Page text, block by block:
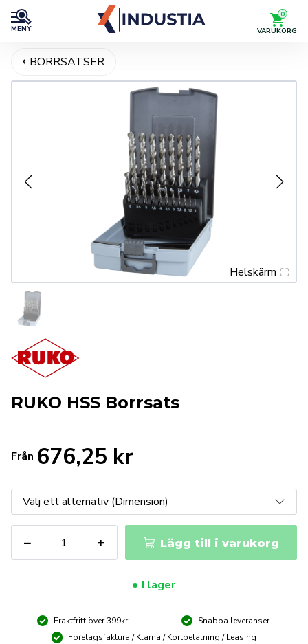
MENY
0
VARUKORG
BORRSATSER
Helskärm
RUKO HSS Borrsats
Från 676,25 kr
−
HSS
Borrsats
+ Lägg till i varukorg
I lager
Fraktfritt över 399kr
Snabba leveranser
Företagsfaktura / Klarna / Kortbetalning / Leasing